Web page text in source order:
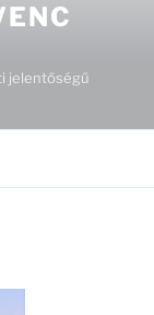
jelentőségű